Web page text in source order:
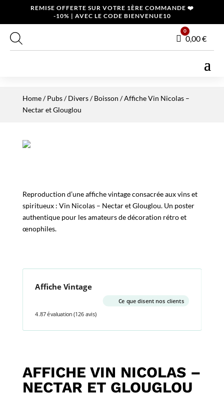
REMISE OFFERTE SUR VOTRE 1ÈRE COMMANDE ❤️
-10% | AVEC LE CODE BIENVENUE10
Panier
0
0,00€
Home/Pubs / Divers/Boisson / Affiche Vin Nicolas –
Nectar et Glouglou
Reproduction d’une affiche vintage consacrée aux vins et
spiritueux : Vin Nicolas – Nectar et Glouglou. Un poster
authentique pour les amateurs de décoration rétro et
œnophiles.
Affiche Vintage
Ce que disent nos clients
4.87 évaluation (126 avis)
AFFICHE VIN NICOLAS –
NECTAR ET GLOUGLOU